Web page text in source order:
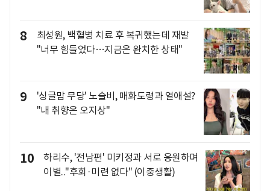
8
최성원, 백혈병 치료 후 복귀했는데 재발
"너무 힘들었다…지금은 완치한 상태"
9
'싱글맘 무당' 노슬비, 매화도령과 열애설?
"내 취향은 오지상"
10
하리수, '전남편' 미키정과 서로 응원하며
이별.."후회·미련 없다" (이중생활)